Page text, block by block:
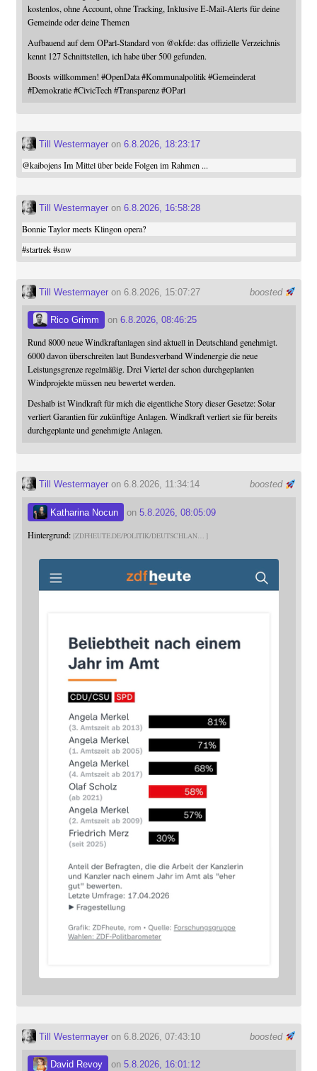
kostenlos, ohne Account, ohne Tracking, Inklusive E-Mail-Alerts für deine
Gemeinde oder deine Themen
Aufbauend auf dem OParl-Standard von @okfde: das offizielle Verzeichnis
kennt 127 Schnittstellen, ich habe über 500 gefunden.
Boosts willkommen! #OpenData #Kommunalpolitik #Gemeinderat
#Demokratie #CivicTech #Transparenz #OParl
Till Westermayeron 6.8.2026, 18:23:17
@kaibojensIm Mittel über beide Folgen im Rahmen ...
Till Westermayeron 6.8.2026, 16:58:28
Bonnie Taylor meets Klingon opera?
#startrek #snw
boosted
Till Westermayeron 6.8.2026, 15:07:27
Rico Grimm on 6.8.2026, 08:46:25
Rund 8000 neue Windkraftanlagen sind aktuell in Deutschland genehmigt.
6000 davon überschreiten laut Bundesverband Windenergie die neue
Leistungsgrenze regelmäßig. Drei Viertel der schon durchgeplanten
Windprojekte müssen neu bewertet werden.
Deshalb ist Windkraft für mich die eigentliche Story dieser Gesetze: Solar
verliert Garantien für zukünftige Anlagen. Windkraft verliert sie für bereits
durchgeplante und genehmigte Anlagen.
boosted
Till Westermayeron 6.8.2026, 11:34:14
Katharina Nocun on 5.8.2026, 08:05:09
Hintergrund: ZDFHEUTE.DE/POLITIK/DEUTSCHLAN
boosted
Till Westermayeron 6.8.2026, 07:43:10
David Revoy on 5.8.2026, 16:01:12